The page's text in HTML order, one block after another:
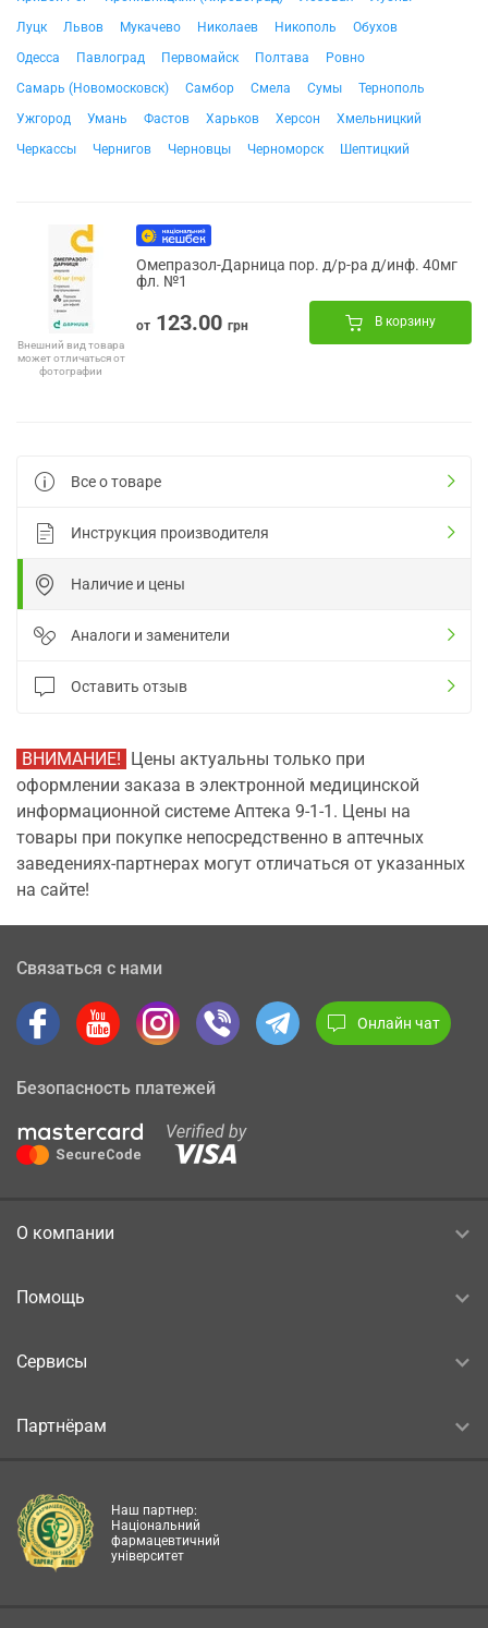
Луцк
Львов Мукачево Николаев Никополь
Обухов
Одесса
Павлоград Первомайск Полтава
Ровно
Самарь (Новомосковск)
Самбор Смела Сумы
Тернополь
Ужгород
Умань Фастов Харьков Херсон
Хмельницкий
Черкассы
Чернигов Черновцы Черноморск Шептицкий
Внешний вид товара
может отличаться от
фотографии
Омепразол-Дарница пор. д/р-ра д/инф. 40мг
фл. №1
от 123.00 грн В корзину
Все о товаре
Инструкция производителя
Наличие и цены
Аналоги и заменители
Оставить отзыв
ВНИМАНИЕ! Цены актуальны только при
оформлении заказа в электронной медицинской
информационной системе Аптека 9-1-1. Цены на
товары при покупке непосредственно в аптечных
заведениях-партнерах могут отличаться от указанных
на сайте!
Связаться с нами
Онлайн чат
Безопасность платежей
О компании
Помощь
Сервисы
Партнёрам
Наш партнер:
Національний
фармацевтичний
університет